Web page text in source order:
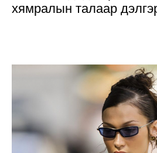
хямралын талаар